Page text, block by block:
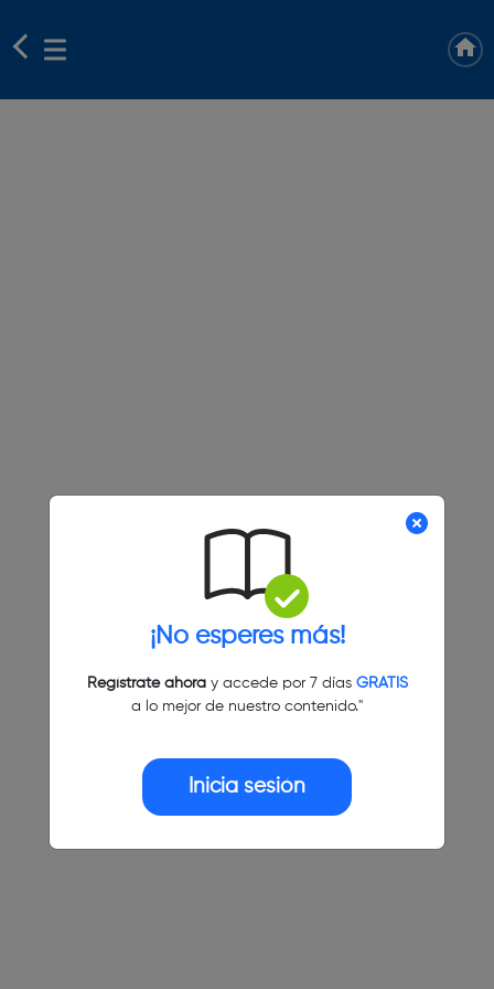
¡No esperes más!
Regístrate ahoray accede por 7 días GRATIS
a lo mejor de nuestro contenido."
Inicia sesión